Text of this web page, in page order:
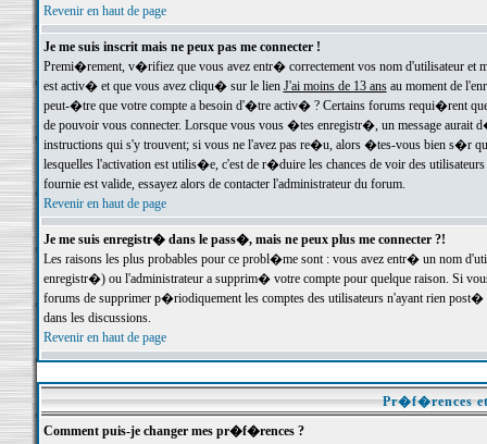
Revenir en haut de page
Je me suis inscrit mais ne peux pas me connecter !
Premi�rement, v�rifiez que vous avez entr� correctement vos nom d'utilisateur
est activ� et que vous avez cliqu� sur le lien J'ai moins de 13 ansau moment de
peut-�tre que votre compte a besoin d'�tre activ� ? Certains forums requi�rent
de pouvoir vous connecter. Lorsque vous vous �tes enregistr�, un message aurait
instructions qui s'y trouvent; si vous ne l'avez pas re�u, alors �tes-vous bien s�r
lesquelles l'activation est utilis�e, c'est de r�duire les chances de voir des
fournie est valide, essayez alors de contacter l'administrateur du forum.
Revenir en haut de page
Je me suis enregistr� dans le pass�, mais ne peux plus me connecter ?!
Les raisons les plus probables pour ce probl�me sont : vous avez entr� un nom
enregistr�) ou l'administrateur a supprim� votre compte pour quelque raison. Si
forums de supprimer p�riodiquement les comptes des utilisateurs n'ayant rien
dans les discussions.
Revenir en haut de page
Pr�f�rences
Comment puis-je changer mes pr�f�rences ?